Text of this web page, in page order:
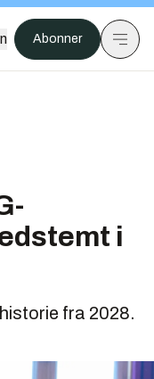
Abonner
i
fra 2028.